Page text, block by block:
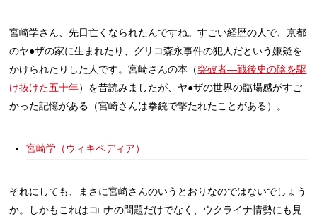
宮崎学さん、先日亡くなられたんですね。すごい経歴の人で、京都
のヤ●ザの家に生まれたり、グリコ森永事件の犯人だという嫌疑を
かけられたりした人です。宮崎さんの本（突破者―戦後史の陰を駆
け抜けた五十年）を昔読みましたが、ヤ●ザの世界の臨場感がすご
かった記憶がある（宮崎さんは拳銃で撃たれたことがある）。
宮崎学（ウィキペディア）
それにしても、まさに宮崎さんのいうとおりなのではないでしょう
か。しかもこれはコ□ナの問題だけでなく、ウクライナ情勢にも見